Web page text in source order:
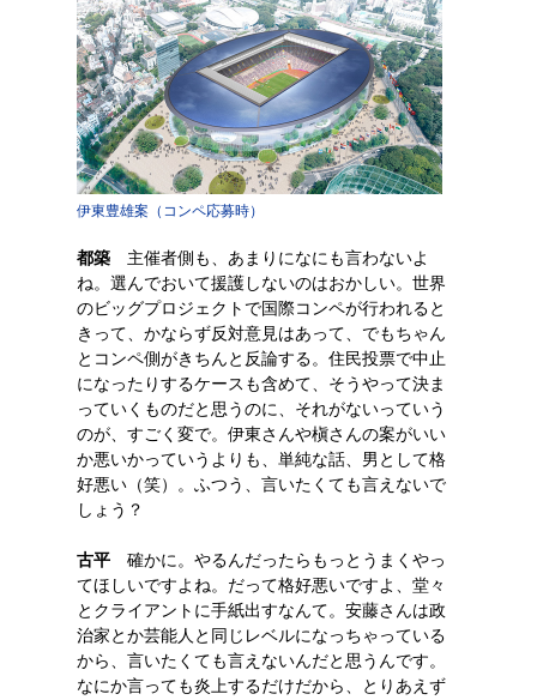
伊東豊雄案（コンペ応募時）
都築 主催者側も、あまりになにも言わないよ
ね。選んでおいて援護しないのはおかしい。世界
のビッグプロジェクトで国際コンペが行われると
きって、かならず反対意見はあって、でもちゃん
とコンペ側がきちんと反論する。住民投票で中止
になったりするケースも含めて、そうやって決ま
っていくものだと思うのに、それがないっていう
のが、すごく変で。伊東さんや槇さんの案がいい
か悪いかっていうよりも、単純な話、男として格
好悪い（笑）。ふつう、言いたくても言えないで
しょう？
古平 確かに。やるんだったらもっとうまくやっ
てほしいですよね。だって格好悪いですよ、堂々
とクライアントに手紙出すなんて。安藤さんは政
治家とか芸能人と同じレベルになっちゃっている
から、言いたくても言えないんだと思うんです。
なにか言っても炎上するだけだから、とりあえず